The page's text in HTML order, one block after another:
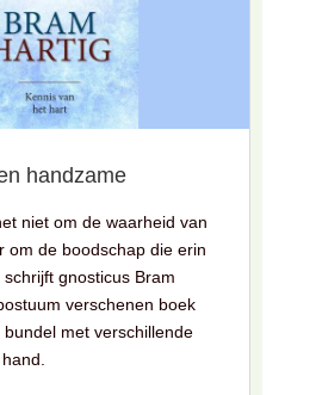
handzame
niet om de waarheid van
om de boodschap die erin
schrijft gnosticus Bram
verschenen boek
bundel met verschillende